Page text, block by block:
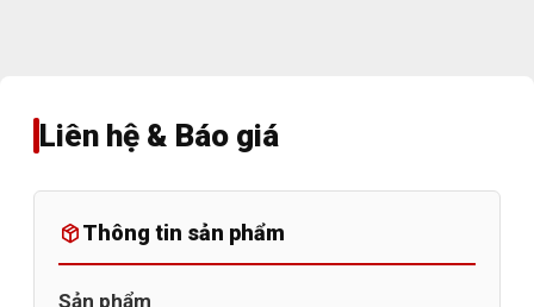
Liên hệ & Báo giá
Thông tin sản phẩm
Sản phẩm